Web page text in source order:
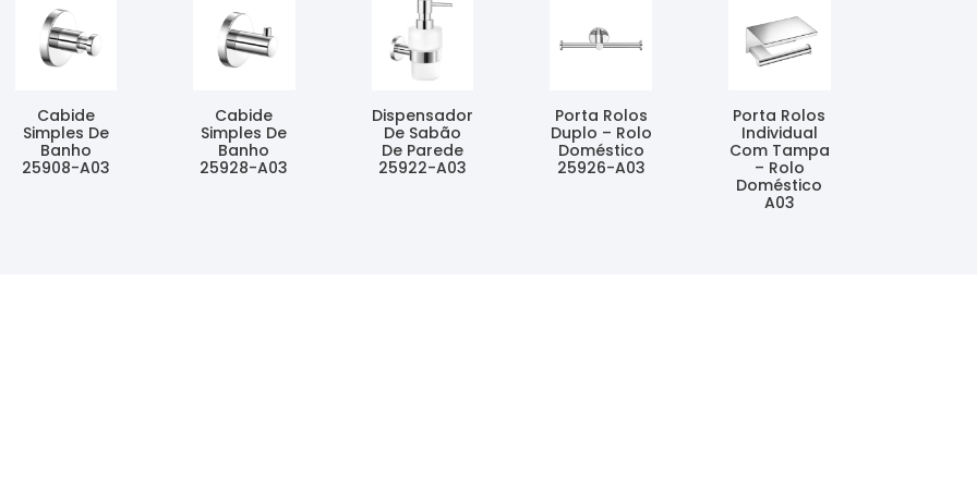
Cabide
Simples De
Banho
25908-A03
Cabide
Simples De
Banho
25928-A03
Dispensador
De Sabão
De Parede
25922-A03
Porta Rolos
Duplo – Rolo
Doméstico
25926-A03
Porta Rolos
Individual
Com Tampa
– Rolo
Doméstico
A03